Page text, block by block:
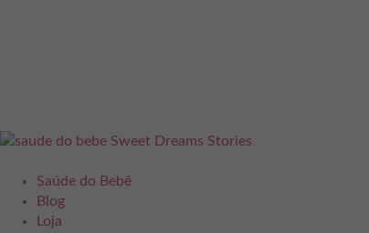
Saúde do Bebê
Blog
Loja